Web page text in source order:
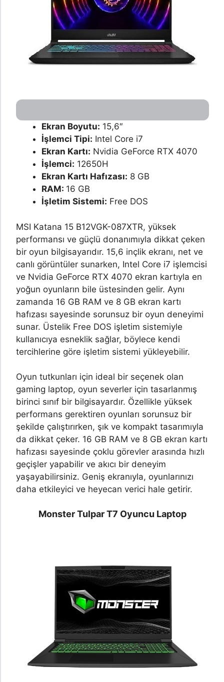
Ekran Boyutu: 15,6″
İşlemci Tipi: Intel Core i7
Ekran Kartı: Nvidia GeForce RTX 4070
İşlemci: 12650H
Ekran Kartı Hafızası: 8 GB
RAM: 16 GB
İşletim Sistemi: Free DOS
MSI Katana 15 B12VGK-087XTR, yüksek
performansı ve güçlü donanımıyla dikkat çeken
bir oyun bilgisayarıdır. 15,6 inçlik ekranı, net ve
canlı görüntüler sunarken, Intel Core i7 işlemcisi
ve Nvidia GeForce RTX 4070 ekran kartıyla en
yoğun oyunların bile üstesinden gelir. Aynı
zamanda 16 GB RAM ve 8 GB ekran kartı
hafızası sayesinde sorunsuz bir oyun deneyimi
sunar. Üstelik Free DOS işletim sistemiyle
kullanıcıya esneklik sağlar, böylece kendi
tercihlerine göre işletim sistemi yükleyebilir.
Oyun tutkunları için ideal bir seçenek olan
gaming laptop, oyun severler için tasarlanmış
birinci sınıf bir bilgisayardır. Özellikle yüksek
performans gerektiren oyunları sorunsuz bir
şekilde çalıştırırken, şık ve kompakt tasarımıyla
da dikkat çeker. 16 GB RAM ve 8 GB ekran kartı
hafızası sayesinde çoklu görevler arasında hızlı
geçişler yapabilir ve akıcı bir deneyim
yaşayabilirsiniz. Geniş ekranıyla, oyunlarınızı
daha etkileyici ve heyecan verici hale getirir.
Monster Tulpar T7 Oyuncu Laptop